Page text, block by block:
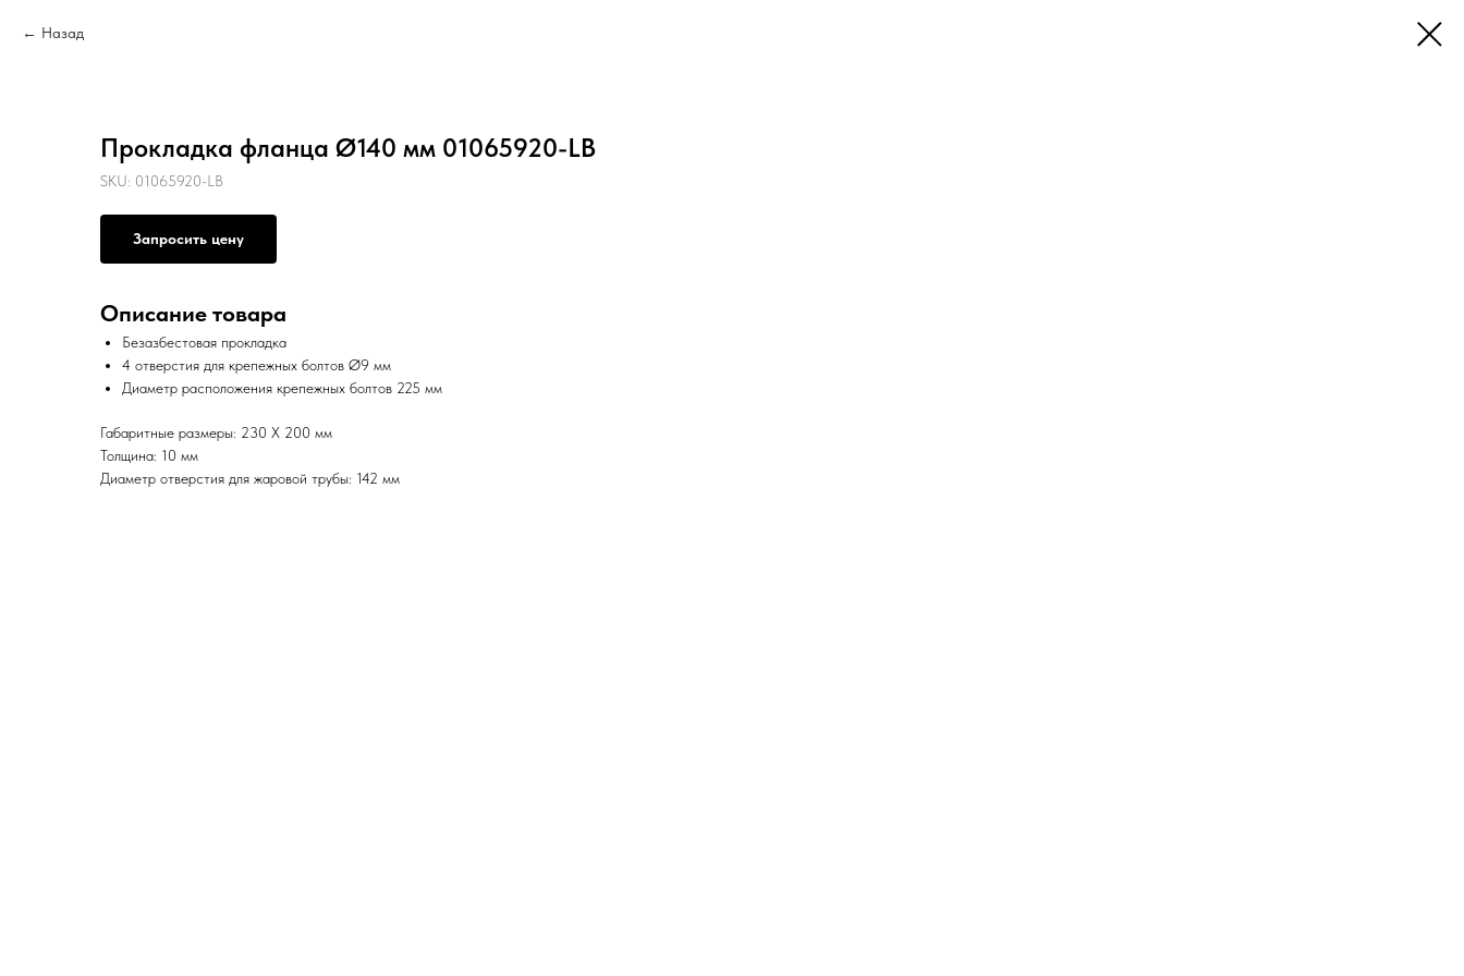
Назад
Прокладка фланца Ø140 мм 01065920-LB
SKU: 01065920-LB
Запросить цену
Описание товара
Безазбестовая прокладка
4 отверстия для крепежных болтов Ø9 мм
Диаметр расположения крепежных болтов 225 мм
Габаритные размеры: 230 X 200 мм
Толщина: 10 мм
Диаметр отверстия для жаровой трубы: 142 мм